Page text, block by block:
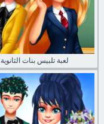
لعبة تلبيس بنات الثانوية